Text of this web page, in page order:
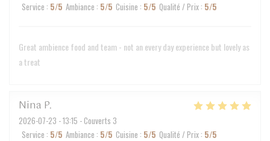
Service : 5/5 Ambiance : 5/5 Cuisine : 5/5 Qualité / Prix : 5/5
Great ambience food and team - not an every day experience but lovely as
a treat
Nina P
2026-07-23 - 13:15 - Couverts 3
Service : 5/5 Ambiance : 5/5 Cuisine : 5/5 Qualité / Prix : 5/5